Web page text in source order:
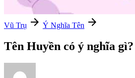
Vũ Trụ arrow_forward Ý Nghĩa Tên arrow_forward
Tên Huyền có ý nghĩa